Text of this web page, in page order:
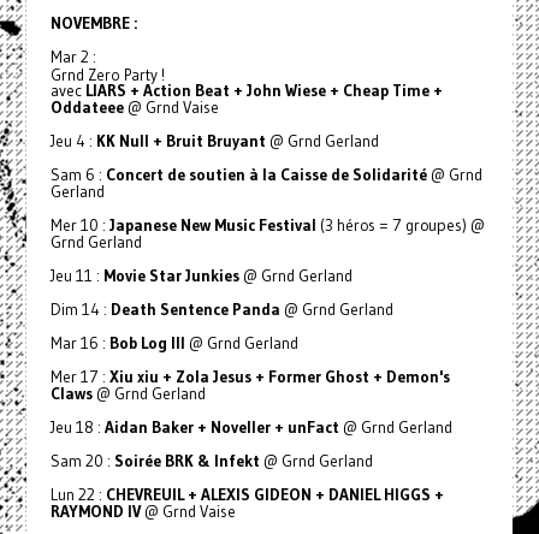
NOVEMBRE :
Mar 2 :
Grnd Zero Party !
avec LIARS + Action Beat + John Wiese + Cheap Time +
Oddateee@ Grnd Vaise
Jeu 4 : KK Null + Bruit Bruyant @ Grnd Gerland
Sam 6 : Concert de soutien à la Caisse de Solidarité @ Grnd
Gerland
Mer 10 : Japanese New Music Festival (3 héros = 7 groupes) @
Grnd Gerland
Jeu 11 : Movie Star Junkies@ Grnd Gerland
Dim 14 : Death Sentence Panda @ Grnd Gerland
Mar 16 : Bob Log III @ Grnd Gerland
Mer 17 : Xiu xiu + Zola Jesus + Former Ghost + Demon's
Claws@ Grnd Gerland
Jeu 18 : Aidan Baker + Noveller + unFact @ Grnd Gerland
Sam 20 : Soirée BRK & Infekt @ Grnd Gerland
Lun 22 : CHEVREUIL + ALEXIS GIDEON + DANIEL HIGGS +
RAYMOND IV@ Grnd Vaise